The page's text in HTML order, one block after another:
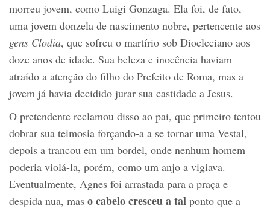
morreu jovem, como Luigi Gonzaga. Ela foi, de fato,
uma jovem donzela de nascimento nobre, pertencente aos
gens Clodia, que sofreu o martírio sob Diocleciano aos
doze anos de idade. Sua beleza e inocência haviam
atraído a atenção do filho do Prefeito de Roma, mas a
jovem já havia decidido jurar sua castidade a Jesus.
O pretendente reclamou disso ao pai, que primeiro tentou
dobrar sua teimosia forçando-a a se tornar uma Vestal,
depois a trancou em um bordel, onde nenhum homem
poderia violá-la, porém, como um anjo a vigiava.
Eventualmente, Agnes foi arrastada para a praça e
despida nua, mas o cabelo cresceu a tal ponto que a